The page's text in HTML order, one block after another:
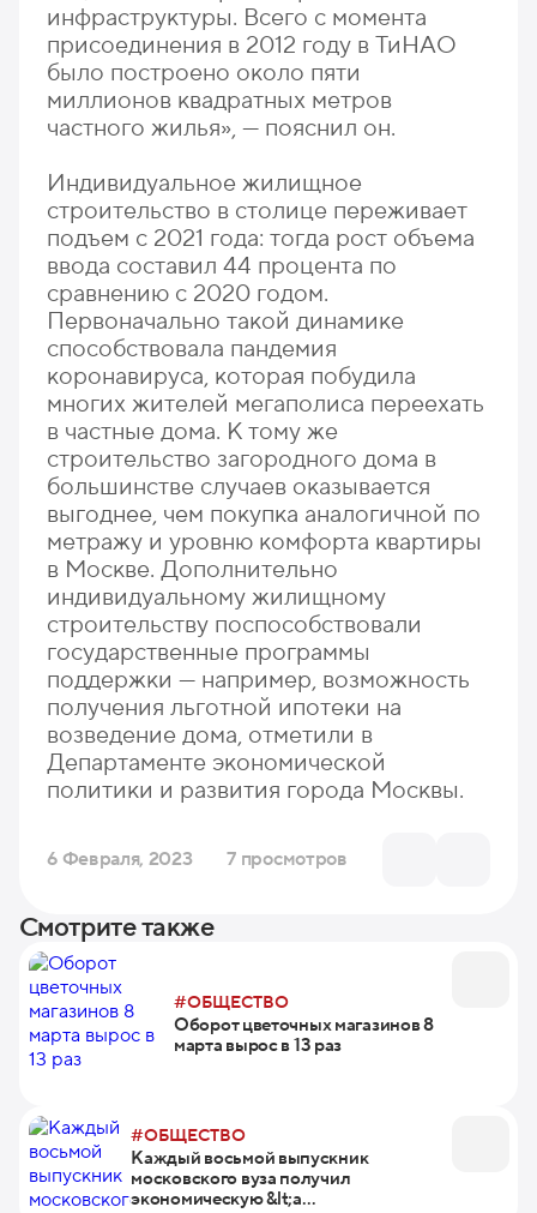
инфраструктуры. Всего с момента
присоединения в 2012 году в ТиНАО
было построено около пяти
миллионов квадратных метров
частного жилья», — пояснил он.
Индивидуальное жилищное
строительство в столице переживает
подъем с 2021 года: тогда рост объема
ввода составил 44 процента по
сравнению с 2020 годом.
Первоначально такой динамике
способствовала пандемия
коронавируса, которая побудила
многих жителей мегаполиса переехать
в частные дома. К тому же
строительство загородного дома в
большинстве случаев оказывается
выгоднее, чем покупка аналогичной по
метражу и уровню комфорта квартиры
в Москве. Дополнительно
индивидуальному жилищному
строительству поспособствовали
государственные программы
поддержки — например, возможность
получения льготной ипотеки на
возведение дома, отметили в
Департаменте экономической
политики и развития города Москвы.
6 Февраля, 2023 7 просмотров
Смотрите также
#ОБЩЕСТВО
Оборот цветочных магазинов 8
марта вырос в 13 раз
#ОБЩЕСТВО
Каждый восьмой выпускник
московского вуза получил
экономическую &lt;a